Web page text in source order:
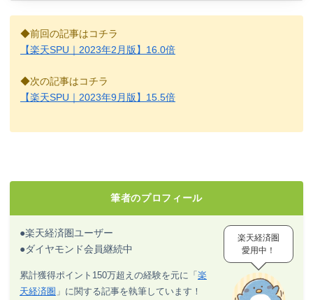
◆前回の記事はコチラ
【楽天SPU｜2023年2月版】16.0倍
◆次の記事はコチラ
【楽天SPU｜2023年9月版】15.5倍
筆者のプロフィール
●楽天経済圏ユーザー
●ダイヤモンド会員継続中
累計獲得ポイント150万超えの経験を元に「 楽
天経済圏 」に関する記事を執筆しています！
楽天経済圏
愛用中！